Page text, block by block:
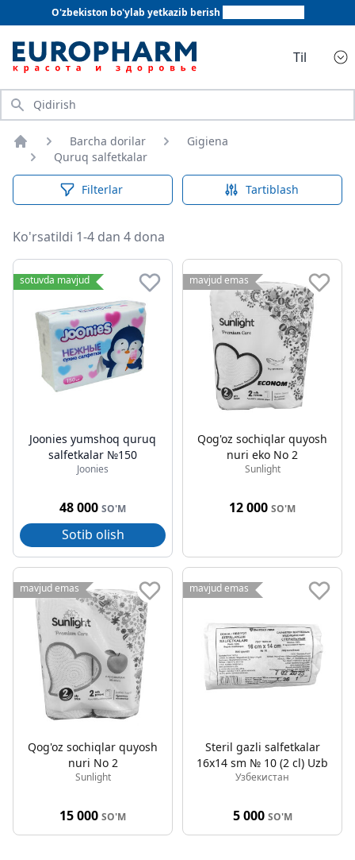
O'zbekiston bo'ylab yetkazib berish
Til
Qidirish
Bosh sahifa
Barcha dorilar
Gigiena
Quruq salfetkalar
Filterlar Tartiblash
Ko'rsatildi 1-4 dan 4 dona
Quruq salfetkalar
sotuvda mavjud
Joonies yumshoq quruq
salfetkalar №150
Joonies
48 000 SO'M
Sotib olish
mavjud emas
Qog'oz sochiqlar quyosh
nuri eko No 2
Sunlight
12 000 SO'M
mavjud emas
Qog'oz sochiqlar quyosh
nuri No 2
Sunlight
15 000 SO'M
mavjud emas
Steril gazli salfetkalar
16x14 sm № 10 (2 cl) Uzb
Узбекистан
5 000 SO'M